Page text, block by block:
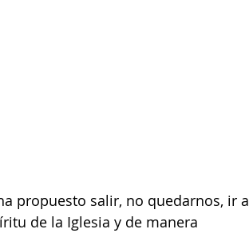
propuesto salir, no quedarnos, ir a
de la Iglesia y de manera